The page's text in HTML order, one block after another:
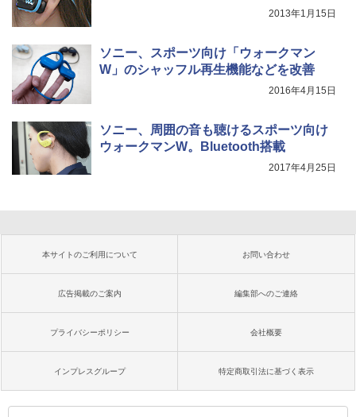
2013年1月15日
ソニー、スポーツ向け「ウォークマン
W」のシャッフル再生機能などを改善
2016年4月15日
ソニー、周囲の音も聴けるスポーツ向け
ウォークマンW。Bluetooth搭載
2017年4月25日
本サイトのご利用について お問い合わせ
広告掲載のご案内 編集部へのご連絡
プライバシーポリシー 会社概要
インプレスグループ 特定商取引法に基づく表示